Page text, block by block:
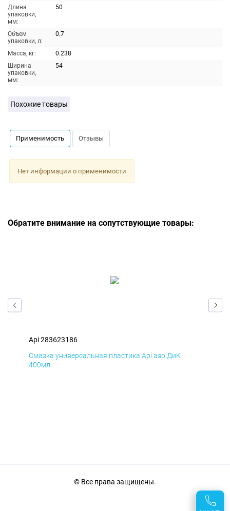
Длина
упаковки,
мм:
50
Объем
упаковки, л:
0.7
Масса, кг:
0.238
Ширина
упаковки,
мм:
54
Похожие товары
Применимость Отзывы
Нет информации о применимости
Обратите внимание на сопутствующие товары:
Api 283623186
Смазка универсальная пластика Api аэр ДиК
400мл
© Все права защищены.